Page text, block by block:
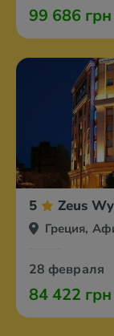
99 686 грн
5 Zeus
Греция,
28 февраля
84 422 грн